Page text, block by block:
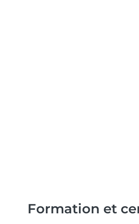
Formation et